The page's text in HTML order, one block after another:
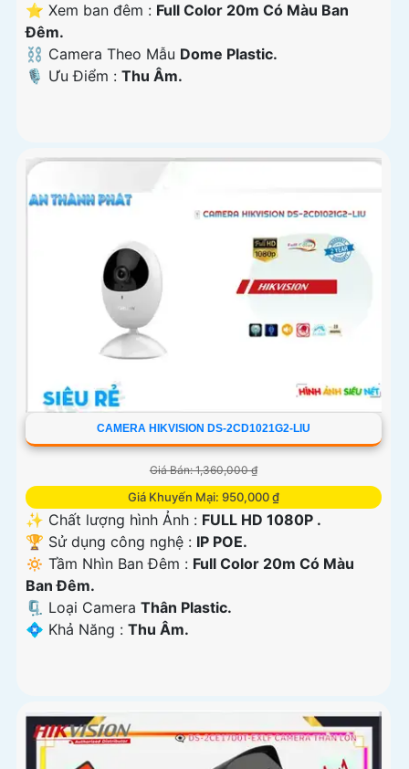
⭐ Xem ban đêm : Full Color 20m Có Màu Ban
Ðêm.
⛓ Camera Theo Mẫu Dome Plastic.
️🎙 Ưu Điểm : Thu Âm.
CAMERA HIKVISION DS-2CD1021G2-LIU
Giá Bán: 1,360,000 ₫
Giá Khuyến Mại: 950,000 ₫
✨ Chất lượng hình Ảnh : FULL HD 1080P .
🏆 Sử dụng công nghệ : IP POE.
🔅 Tầm Nhìn Ban Đêm : Full Color 20m Có Màu
Ban Ðêm.
🗜️ Loại Camera Thân Plastic.
️💠 Khả Năng : Thu Âm.